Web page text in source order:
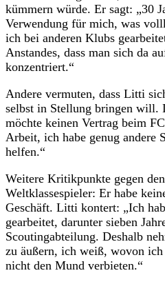
kümmern würde. Er sagt: „30
Verwendung für mich, was
ich bei anderen Klubs
Anstandes, dass man sich da
konzentriert.“
Andere vermuten, dass Litti
selbst in Stellung bringen will.
möchte keinen Vertrag beim
Arbeit, ich habe genug andere
helfen.“
Weitere Kritikpunkte gegen
Weltklassespieler: Er habe
Geschäft. Litti kontert: „Ich
gearbeitet, darunter sieben
Scoutingabteilung. Deshalb
zu äußern, ich weiß, wovon ich
nicht den Mund verbieten.“